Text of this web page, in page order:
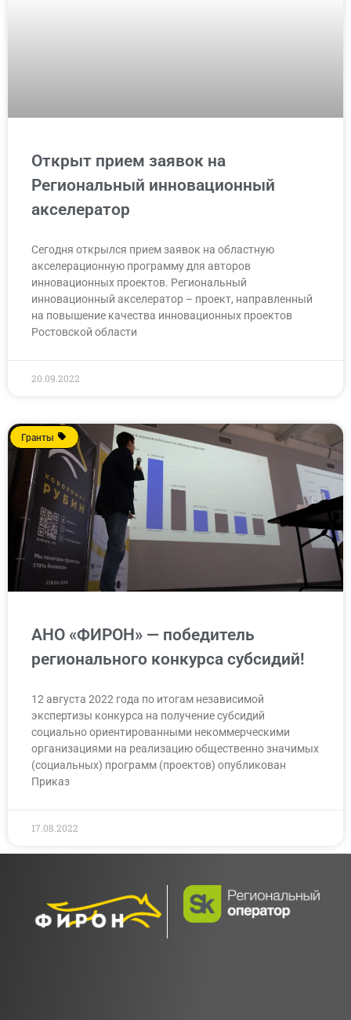
Открыт прием заявок на
Региональный инновационный
акселератор
Сегодня открылся прием заявок на областную
акселерационную программу для авторов
инновационных проектов. Региональный
инновационный акселератор – проект, направленный
на повышение качества инновационных проектов
Ростовской области
20.09.2022
Гранты
АНО «ФИРОН» — победитель
регионального конкурса субсидий!
12 августа 2022 года по итогам независимой
экспертизы конкурса на получение субсидий
социально ориентированными некоммерческими
организациями на реализацию общественно значимых
(социальных) программ (проектов) опубликован
Приказ
17.08.2022